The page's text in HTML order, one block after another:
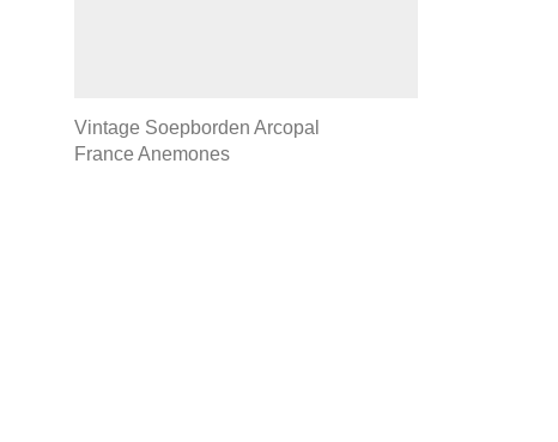
Vintage Soepborden Arcopal
France Anemones